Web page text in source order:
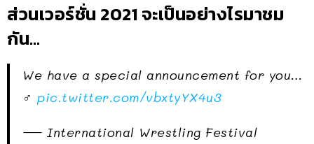
ส่วนเวอร์ชั่น 2021 จะเป็นอย่างไรมาชม
กัน…
We have a special announcement for you…
♂ pic.twitter.com/vbxtyYX4u3
— International Wrestling Festival